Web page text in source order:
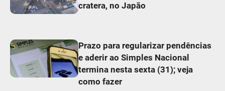
cratera, no Japão
Prazo para regularizar pendências
e aderir ao Simples Nacional
termina nesta sexta (31); veja
como fazer